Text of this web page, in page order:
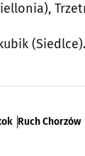
(Siedlce).
Ruch Chorzów